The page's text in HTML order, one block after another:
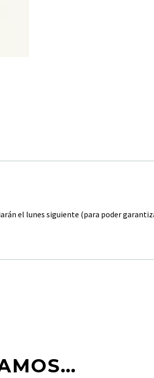
el lunes siguiente (para poder